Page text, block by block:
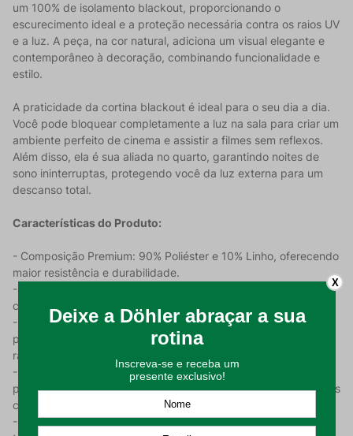
um 100% de isolamento blackout, proporcionando o
escurecimento ideal e a proteção necessária contra os raios UV
e a luz. A peça, na cor natural, adiciona um visual elegante e
contemporâneo à decoração, combinando funcionalidade e
estilo.
A praticidade da cortina blackout é ideal para o seu dia a dia.
Você pode bloquear completamente a luz na sala para criar um
ambiente perfeito de cinema e assistir a filmes sem reflexos.
Além disso, ela é sua aliada no quarto, garantindo noites de
sono ininterruptas, protegendo você da luz externa para um
descanso total.
Características do Produto:
- Composição Premium: 90% Poliéster e 10% Linho, oferecendo
maior resistência e durabilidade.
- Gramatura e Caimento: Peso de 350 g/m, o que garante um
caimento elegante e estruturado.
- Bloqueio Total de Luz: 100% de isolamento blackout,
proporcionando bloqueio completo da luz e proteção contra
raios UV.
- Eficiência Térmica: Material termointeligente que contribui
para a economia de energia. - Estilo: Cor natural (neutra) e ilhós
cromado.
- Dimensões do Produto: Possui 2 (duas) peças (folhas) no
X